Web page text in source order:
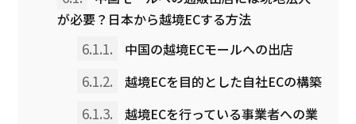
が必要？日本から越境ECする方法
6.1.1. 中国の越境ECモールへの出店
6.1.2. 越境ECを目的とした自社ECの構築
6.1.3.
越境ECを行っている事業者への業